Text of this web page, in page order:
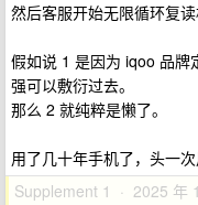
然后客服开始无限循环复读
假如说 1 是因为 iqoo 品牌
强可以敷衍过去。
那么 2 就纯粹是懒了。
用了几十年手机了，头一
Supplement 1 · 2025 年